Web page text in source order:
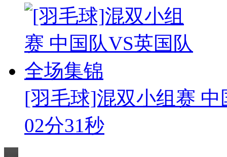
[羽毛球]混双小组赛 中
02分31秒